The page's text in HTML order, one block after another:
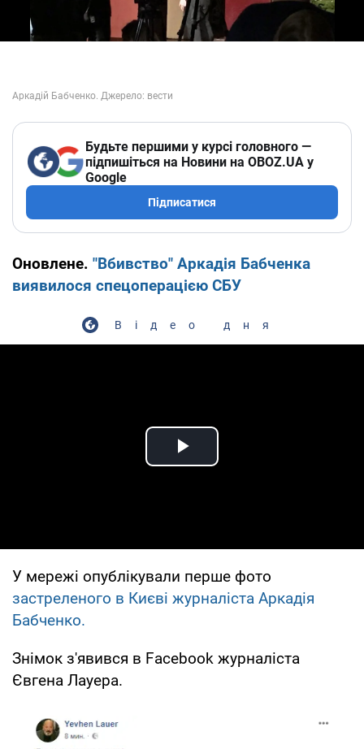
Будьте першими у курсі головного —
підпишіться на Новини на OBOZ.UA у
Google
Підписатися
Оновлене. "Вбивство" Аркадія Бабченка
виявилося спецоперацією СБУ
Відео дня
Play Video
У мережі опублікували перше фото
застреленого в Києві журналіста Аркадія
Бабченко.
Знімок з'явився в Facebook журналіста
Євгена Лауера.